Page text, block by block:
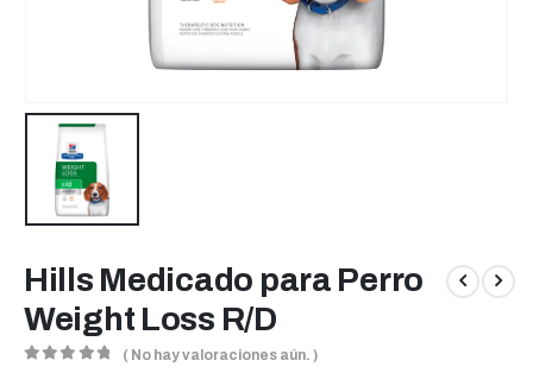
Hills Medicado para Perro
Weight Loss R/D
( No hay valoraciones aún. )